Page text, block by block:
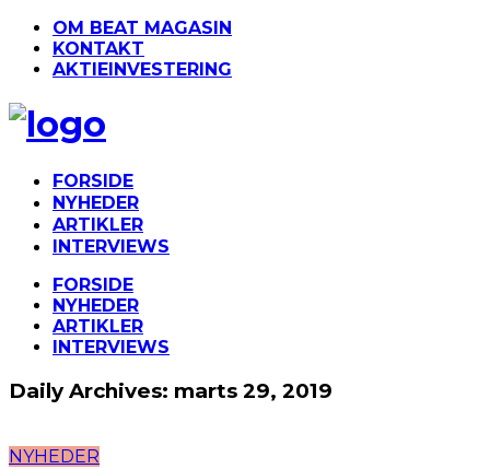
OM BEAT MAGASIN
KONTAKT
AKTIEINVESTERING
FORSIDE
NYHEDER
ARTIKLER
INTERVIEWS
FORSIDE
NYHEDER
ARTIKLER
INTERVIEWS
Daily Archives: marts 29, 2019
NYHEDER